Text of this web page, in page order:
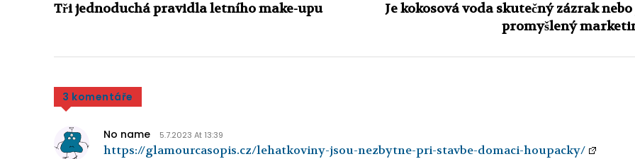
Tři jednoduchá pravidla letního make-upu
Je kokosová voda skutečný zázrak
promyšlený
3 komentáře
No name 5.7.2023 At 13:39
https://glamourcasopis.cz/lehatkoviny-jsou-nezbytne-pri-stavbe-domaci-houpacky/